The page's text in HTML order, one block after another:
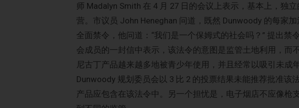
师 Madalyn Smith 在 4 月 27 日的会议上表示，基本上，独
营。市议员 John Heneghan 问道，既然 Dunwoody 的每家
全面禁令，他问道：“我们是一个保姆式的社会吗？” 提出禁
会成员的一封信中表示，该法令的意图是监管土地利用，而
尼古丁产品越来越多地被青少年使用，并且经常以吸引未成
Dunwoody 规划委员会以 3 比 2 的投票结果未能推荐批准该
产品应包含在该法令中。另一个担忧是，电子烟店不应像枪